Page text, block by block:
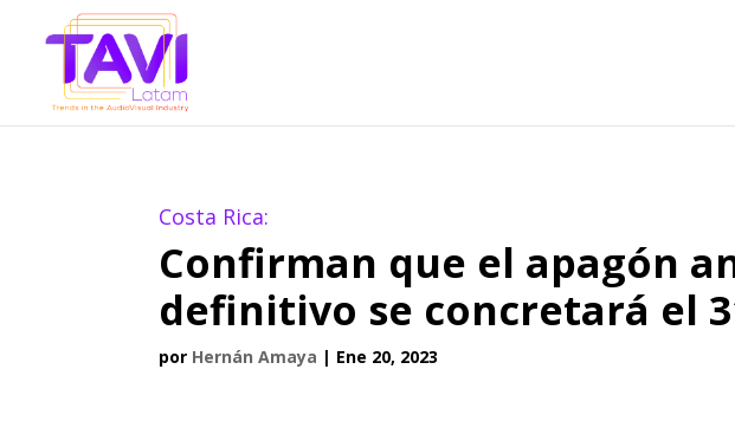
Costa Rica:
Confirman que el apagón
definitivo se concretará el
por Hernán Amaya | Ene 20, 2023